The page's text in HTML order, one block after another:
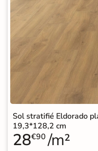
Sol stratifié Eldorado
19,3*128,2 cm
28€90 /m²